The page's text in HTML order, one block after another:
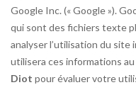
Google Inc. (« Google »).
qui sont des fichiers texte
analyser l’utilisation du
utilisera ces informations
Diot pour évaluer votre